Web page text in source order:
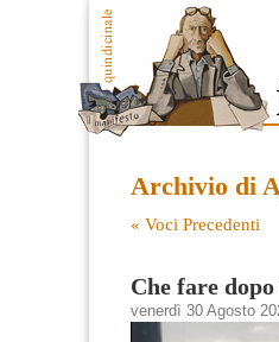
Archivio di
« Voci Precedenti
Che fare
venerdì 30 Agosto